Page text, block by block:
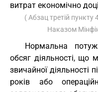
витрат економічно
( Абзац третій пункту
Наказом
Нормальна
обсяг діяльності, що
звичайної діяльності
років або